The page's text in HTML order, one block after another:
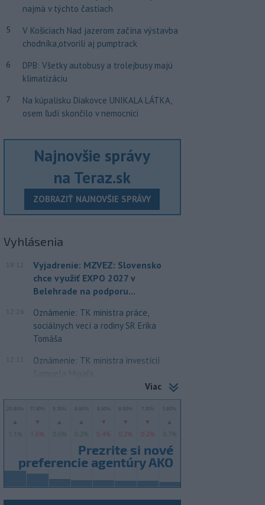
najmä v týchto častiach
5
V Košiciach Nad jazerom začína výstavba
chodníka,otvorili aj pumptrack
6
DPB: Všetky autobusy a trolejbusy majú
klimatizáciu
7
Na kúpalisku Diakovce UNIKALA LÁTKA,
osem ľudí skončilo v nemocnici
Najnovšie správy
na Teraz.sk
ZOBRAZIŤ NAJNOVŠIE SPRÁVY
Vyhlásenia
18:12
Vyjadrenie: MZVEZ: Slovensko
chce využiť EXPO 2027 v
Belehrade na podporu...
12:26
Oznámenie: TK ministra práce,
sociálnych vecí a rodiny SR Erika
Tomáša
Oznámenie: TK ministra investícií
Samuela Migaľa
Viac